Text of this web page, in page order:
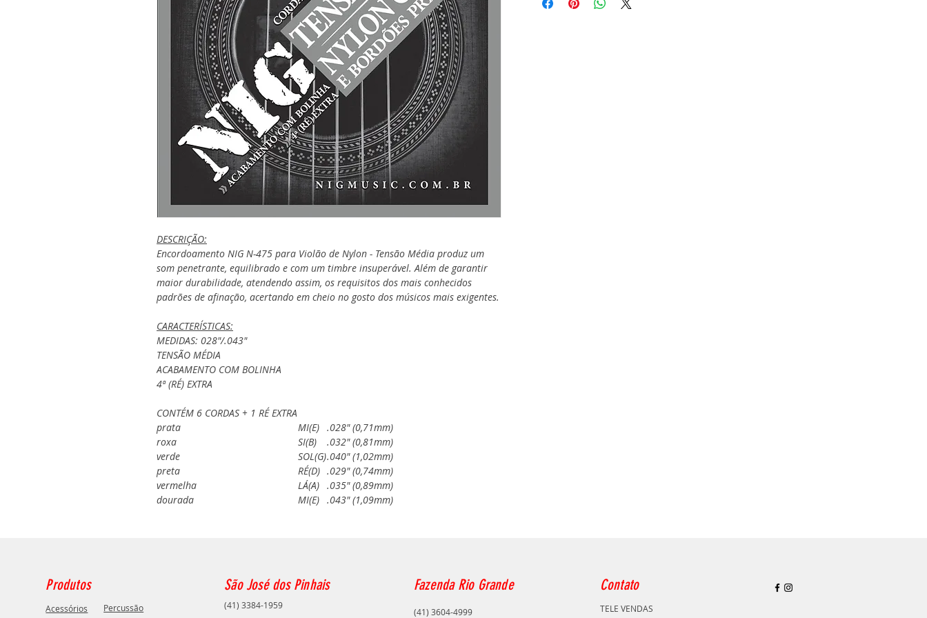
DESCRIÇÃO:
Encordoamento NIG N-475 para Violão de Nylon - Tensão Média produz um
som penetrante, equilibrado e com um timbre insuperável. Além de garantir
maior durabilidade, atendendo assim, os requisitos dos mais conhecidos
padrões de afinação, acertando em cheio no gosto dos músicos mais exigentes.
CARACTERÍSTICAS:
MEDIDAS: 028"/.043"
TENSÃO MÉDIA
ACABAMENTO COM BOLINHA
4ª (RÉ) EXTRA
CONTÉM 6 CORDAS + 1 RÉ EXTRA
prata
MI(E) .028" (0,71mm)
roxa
SI(B)
.032" (0,81mm)
verde
SOL(G).040" (1,02mm)
preta
RÉ(D) .029" (0,74mm)
vermelha
LÁ(A) .035" (0,89mm)
dourada
MI(E) .043" (1,09mm)
Produtos
Acessórios
São José dos Pinhais
Percussão
(41) 3384-1959
Fazenda Rio Grande
(41) 3604-4999
Contato
TELE VENDAS